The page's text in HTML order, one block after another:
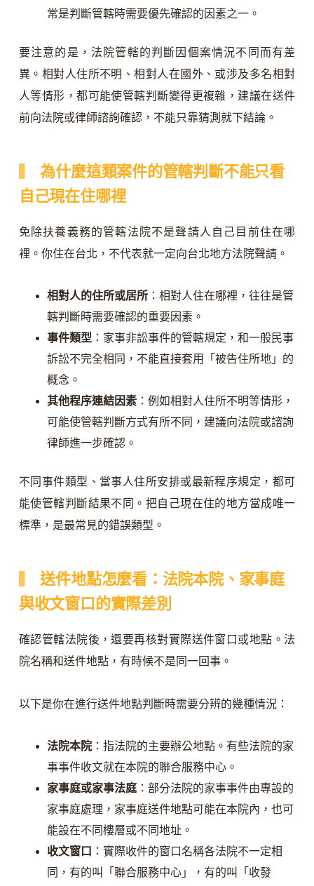
常是判斷管轄時需要優先確認的因素之一。
要注意的是，法院管轄的判斷因個案情況不同而有差
異。相對人住所不明、相對人在國外、或涉及多名相對
人等情形，都可能使管轄判斷變得更複雜，建議在送件
前向法院或律師諮詢確認，不能只靠猜測就下結論。
為什麼這類案件的管轄判斷不能只看
自己現在住哪裡
免除扶養義務的管轄法院不是聲請人自己目前住在哪
裡。你住在台北，不代表就一定向台北地方法院聲請。
相對人的住所或居所：相對人住在哪裡，往往是管
轄判斷時需要確認的重要因素。
事件類型 ：家事非訟事件的管轄規定，和一般民事
訴訟不完全相同，不能直接套用「被告住所地」的
概念。
其他程序連結因素：例如相對人住所不明等情形，
可能使管轄判斷方式有所不同，建議向法院或諮詢
律師進一步確認。
不同事件類型、當事人住所安排或最新程序規定，都可
能使管轄判斷結果不同。把自己現在住的地方當成唯一
標準，是最常見的錯誤類型。
送件地點怎麼看：法院本院、家事庭
與收文窗口的實際差別
確認管轄法院後，還要再核對實際送件窗口或地點。法
院名稱和送件地點，有時候不是同一回事。
以下是你在進行送件地點判斷時需要分辨的幾種情況：
法院本院：指法院的主要辦公地點。有些法院的家
事事件收文就在本院的聯合服務中心。
家事庭或家事法庭：部分法院的家事事件由專設的
家事庭處理，家事庭送件地點可能在本院內，也可
能設在不同樓層或不同地址。
收文窗口 ：實際收件的窗口名稱各法院不一定相
同，有的叫「聯合服務中心」，有的叫「收發